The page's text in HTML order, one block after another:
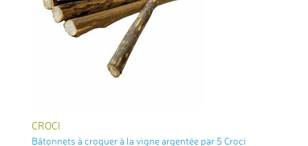
CROCI
Bâtonnets à croquer à la vigne argentée par 5 Croci